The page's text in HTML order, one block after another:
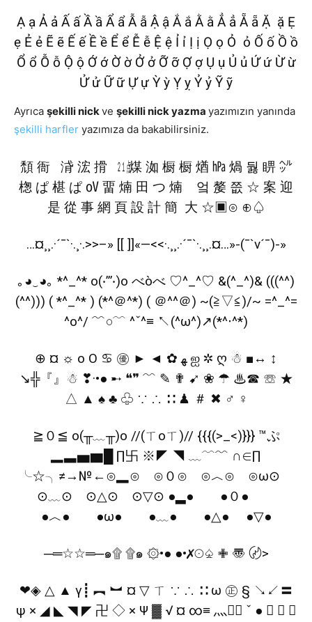
Ạ ạ Ả ả Ấ ấ Ầ ầ Ẩ ẩ Ẫ ẫ Ậ ậ Ắ ắ Ằ ằ Ẳ ẳ Ẵ ẵ Ặ ặ Ẹ
ẹ Ẻ ẻ Ẽ ẽ Ế ế Ề ề Ể ể Ễ ễ Ệ ệ Ỉ ỉ Ị ị Ọ ọ Ỏ ỏ Ố ố Ồ ồ
Ổ ổ Ỗ ỗ Ộ ộ Ớ ớ Ờ ờ Ở ở Ỡ ỡ Ợ ợ Ụ ụ Ủ ủ Ứ ứ Ừ ừ
Ử ử Ữ ữ Ự ự Ỳ ỳ Ỵ ỵ Ỷ ỷ Ỹ ỹ
Ayrıca şekilli nickve şekilli nick yazma yazımızın yanında
şekilli harfler yazımıza da bakabilirsiniz.
頹 衙 浳 浤 搰 ㍭ 煤 洳 橱 橱 煪 ㍱ 煱 둻 睤 ㌹
楤 ぱ 椹 ぱ ㍵ 畱 煵 田 つ 煵 엌 嫠 쯦 ☆ 案 迎
是 從 事 網 頁 設 計 簡 大 ☆▣⊙ ⊕♤
…¤¸¸.·´¯`·.¸·.>>–» [[ ]]«—<<·.¸¸.·´¯`·.¸¸.¤…»-(¯`v´¯)-»
｡◕‿◕｡ *^_^* o(‧”’‧)o べòべ ♡^_^♡ &(^_^)& (((^^)
(^^))) ( *^_^* ) (*^＠^*) ( ＠^^＠) ~(≧▽≦)/~ =^_^=
^o^/ ﹌○﹋ ^ˇ^≡ ↖(^ω^)↗(*^‧^*)
⊕ ¤ ☼ o O ♋ ㊝ ► ◄ ✿ ﻬ ஐ ✲ ღ ☃ ■↔ ↕
↘╬『』☃ ❣·•● ➸ ❝❞ ﹌ ✎ ✟ ➹ ❀ ☂ ♨☎ ☏ ★
△ ▲ ♠ ♣ ♧ ∵ ∴ ∷ ♟ ＃ ✖ ♂ ♀
≧０≦ o(╥﹏╥)o //(ㄒoㄒ)// {{{(>_<)}}} ™ぷ
▂▃▅▆█ ∏卐 ※◤ ◥ ﹏﹋﹌ ∩∈∏
╰☆╮≠→№←⊙▂⊙ ⊙０⊙ ⊙︿⊙ ⊙ω⊙
⊙﹏⊙ ⊙△⊙ ⊙▽⊙ ●▂● ●０●
●︿● ●ω● ●﹏● ●△● ●▽●
─═☆☆═─๑۩ ۩๑ ۞•● ●•✗☉♤ ✙ 〠 〄>
❤◈ △ ▲ γ┋ ︻ ︼ ¤ ▽ ㄒ ∵ ∴ ∷ ω ㊣ § ↘↙〓
ψ × ◢ ◣ ◥ ◤ 卍 ◇ × Ψ ▓ √ ¤ ∞≡ 灬 ˇ ● ﹌ ﹎ ╱